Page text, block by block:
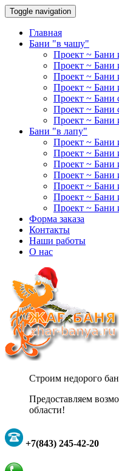
Toggle navigation
Главная
Бани "в чашу"
Проект ~ Бани
Проект ~ Бани
Проект ~ Бани
Проект ~ Бани
Проект ~ Бани
Проект ~ Бани
Проект ~ Бани
Бани "в лапу"
Проект ~ Бани
Проект ~ Бани
Проект ~ Бани
Проект ~ Бани
Проект ~ Бани
Проект ~ Бани
Проект ~ Бани
Форма заказа
Контакты
Наши работы
О нас
Строим недорого
Предоставляем
области!
+7(843) 245-42-20